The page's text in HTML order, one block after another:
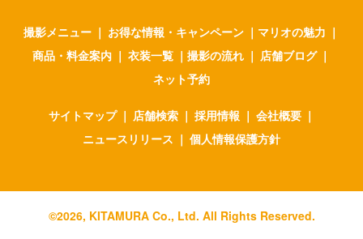
撮影メニュー ｜ お得な情報・キャンペーン ｜ マリオの魅力 ｜
商品・料金案内 ｜ 衣装一覧 ｜ 撮影の流れ ｜ 店舗ブログ ｜
ネット予約
サイトマップ ｜ 店舗検索 ｜ 採用情報 ｜ 会社概要 ｜
ニュースリリース ｜ 個人情報保護方針
©2026, KITAMURA Co., Ltd. All Rights Reserved.